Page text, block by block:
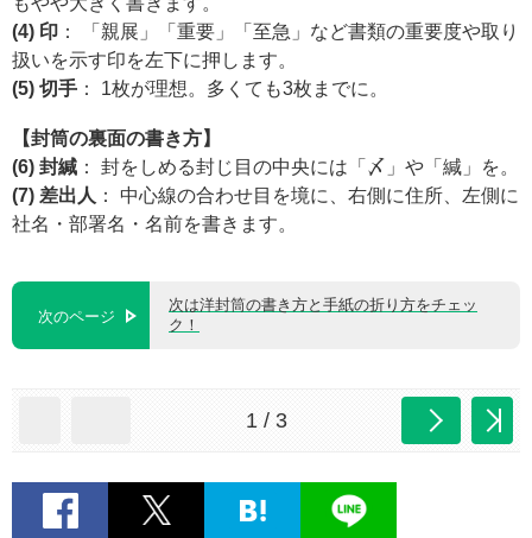
(4) 印 ： 「親展」「重要」「至急」など書類の重要度や取り
扱いを示す印を左下に押します。
(5) 切手 ： 1枚が理想。多くても3枚までに。
【封筒の裏面の書き方】
(6) 封緘 ： 封をしめる封じ目の中央には「〆」や「緘」を。
(7) 差出人 ： 中心線の合わせ目を境に、右側に住所、左側に
社名・部署名・名前を書きます。
次のページ
次は洋封筒の書き方と手紙の折り方をチェッ
ク！
1 / 3